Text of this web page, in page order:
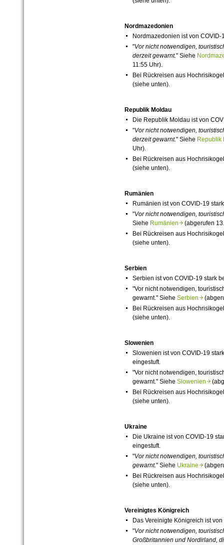
Nordmazedonien
Nordmazedonien ist von COVID-
"Vor nicht notwendigen,
derzeitgewarnt." Siehe
11:55 Uhr).
Bei Rückreisen aus
(siehe unten).
Republik Moldau
Die Republik Moldau ist von
"Vornicht notwendigen,
derzeitgewarnt." Siehe
Uhr).
Bei Rückreisen aus
(siehe unten).
Rumänien
Rumänien ist von COVID-19
"Vor nicht notwendigen,
Siehe Rumänien(abgerufen
Bei Rückreisen aus
(siehe unten).
Serbien
Serbien ist von COVID-19stark
"Vor nicht notwendigen,
gewarnt." Siehe Serbien
Bei Rückreisen aus
(siehe unten).
Slowenien
Slowenien ist von COVID-19
eingestuft.
"Vor nicht notwendigen,
gewarnt." Siehe Slowenien
Bei Rückreisen aus
(siehe unten).
Ukraine
Die Ukraine ist von COVID-19
eingestuft.
"Vor nicht notwendigen,
gewarnt." Siehe Ukraine
Bei Rückreisen aus
(siehe unten).
Vereinigtes Königreich
Das Vereinigte Königreich ist von
"Vor nicht notwendigen,
Großbritannien und Nordirland,